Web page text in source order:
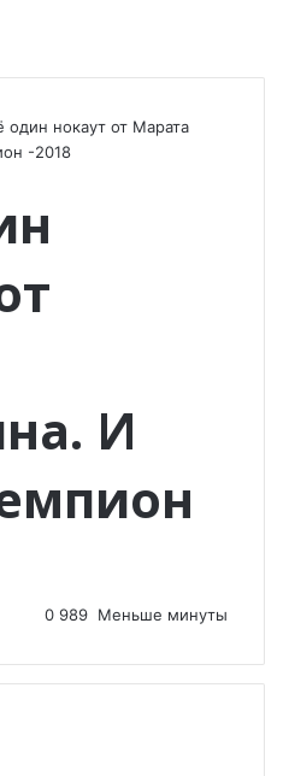
один нокаут от Марата
-2018
И
0 989 Меньше минуты